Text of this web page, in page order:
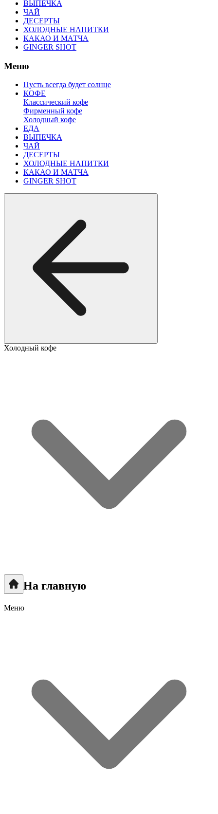
ВЫПЕЧКА
ЧАЙ
ДЕСЕРТЫ
ХОЛОДНЫЕ НАПИТКИ
КАКАО И МАТЧА
GINGER SHOT
Меню
Пусть всегда будет солнце
КОФЕ
Классический кофе
Фирменный кофе
Холодный кофе
ЕДА
ВЫПЕЧКА
ЧАЙ
ДЕСЕРТЫ
ХОЛОДНЫЕ НАПИТКИ
КАКАО И МАТЧА
GINGER SHOT
Холодный кофе
На главную
Меню